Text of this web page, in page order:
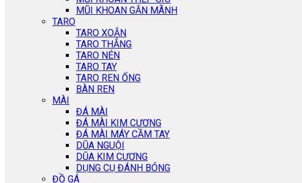
MŨI KHOAN GẮN MÃNH
TARO
TARO XOẮN
TARO THẲNG
TARO NÉN
TARO TAY
TARO REN ỐNG
BÀN REN
MÀI
ĐÁ MÀI
ĐÁ MÀI KIM CƯƠNG
ĐÁ MÀI MÁY CẦM TAY
DŨA NGUỘI
DŨA KIM CƯƠNG
DỤNG CỤ ĐÁNH BÓNG
ĐỒ GÁ